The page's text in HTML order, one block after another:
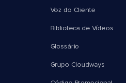
Voz do Cliente
Biblioteca de Vídeos
Glossário
Grupo Cloudways